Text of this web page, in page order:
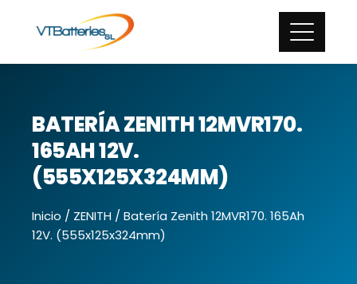
BATERÍA ZENITH 12MVR170.
165AH 12V.
(555X125X324MM)
Inicio / ZENITH / Batería Zenith 12MVR170. 165Ah
12V. (555x125x324mm)